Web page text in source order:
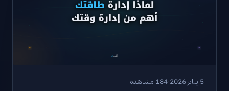
5 يناير 2026 ·184 مشاهدة